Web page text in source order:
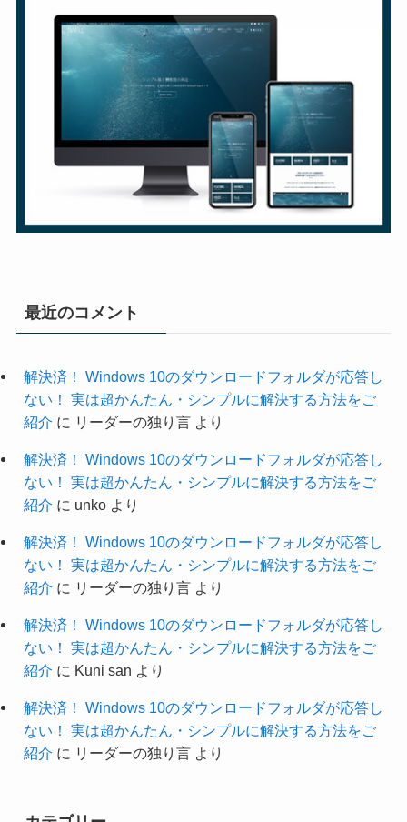
最近のコメント
解決済！ Windows 10のダウンロードフォルダが応答し
ない！ 実は超かんたん・シンプルに解決する方法をご
紹介 に リーダーの独り言より
解決済！ Windows 10のダウンロードフォルダが応答し
ない！ 実は超かんたん・シンプルに解決する方法をご
紹介 に unkoより
解決済！ Windows 10のダウンロードフォルダが応答し
ない！ 実は超かんたん・シンプルに解決する方法をご
紹介 に リーダーの独り言より
解決済！ Windows 10のダウンロードフォルダが応答し
ない！ 実は超かんたん・シンプルに解決する方法をご
紹介 に Kuni san より
解決済！ Windows 10のダウンロードフォルダが応答し
ない！ 実は超かんたん・シンプルに解決する方法をご
紹介 に リーダーの独り言より